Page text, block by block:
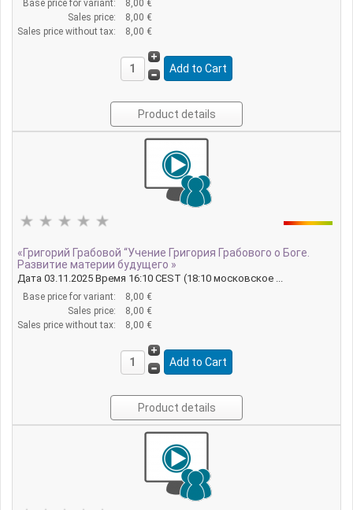
Base price for variant:
8,00 €
Sales price:
8,00 €
Sales price without tax:
8,00 €
Product details
«Григорий Грабовой “Учение Григория Грабового о Боге.
Развитие материи будущего »
Дата 03.11.2025 Время 16:10 CEST (18:10 московское ...
Base price for variant:
8,00 €
Sales price:
8,00 €
Sales price without tax:
8,00 €
Product details